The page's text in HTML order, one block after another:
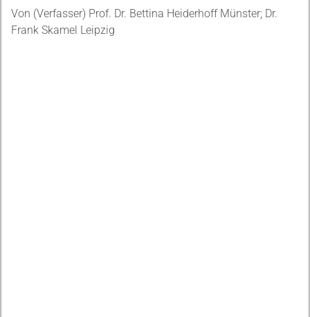
Von (Verfasser) Prof. Dr. Bettina Heiderhoff Münster; Dr.
Frank Skamel Leipzig